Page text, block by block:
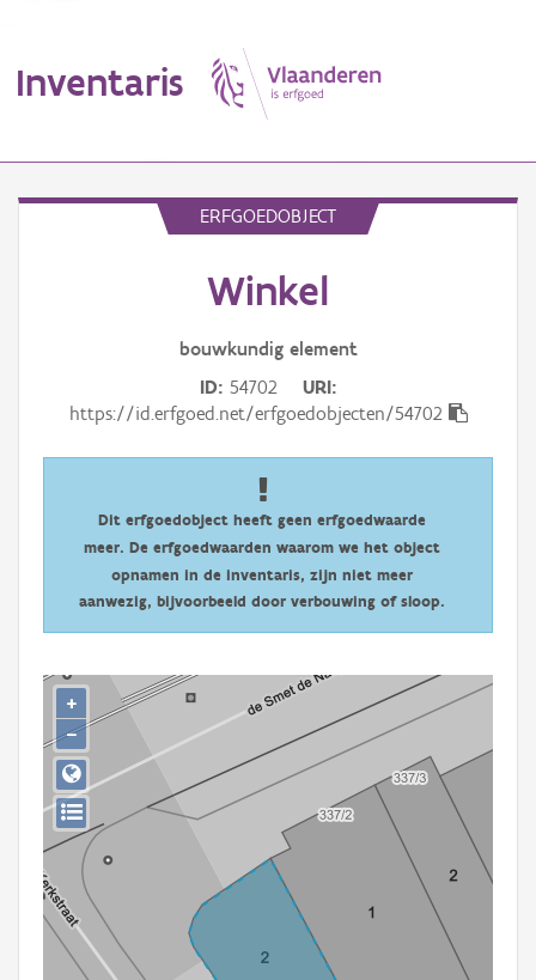
Inventaris
Persoon of collectief
Downloads
Aanmelden
ERFGOEDOBJECT
Winkel
bouwkundig element
ID 54702
URI
https://id.erfgoed.net/erfgoedobjecten/54702
Dit erfgoedobject heeft geen erfgoedwaarde
meer. De erfgoedwaarden waarom we het object
opnamen in de inventaris, zijn niet meer
aanwezig, bijvoorbeeld door verbouwing of sloop.
+
−